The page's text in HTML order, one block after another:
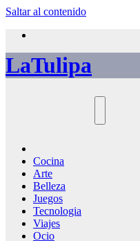
Saltar al contenido
LaTulipa
Cocina
Arte
Belleza
Juegos
Tecnologia
Viajes
Ocio